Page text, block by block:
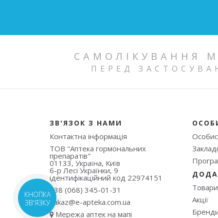
САМОЛІКУВАННЯ
ПЕРЕД
ЗВ'ЯЗОК З НАМИ
Контактна інформація
ТОВ "Аптека гормональних
препаратів"
01133, Україна, Київ
б-р Лесі Українки, 9
ідентифікаційний код 22974151
+38 (068) 345-01-31
zakaz@e-apteka.com.ua
Мережа аптек на мапі
Акції
КНОПКА
ЗВ'ЯЗКУ